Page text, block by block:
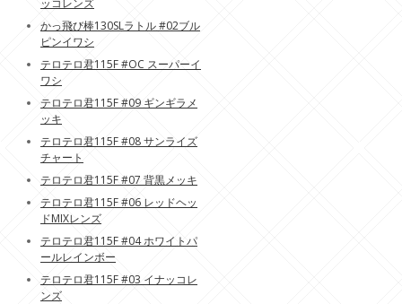
ッコレンズ
かっ飛び棒130SLラトル #02ブル
ピンイワシ
テロテロ君115F #OC スーパーイ
ワシ
テロテロ君115F #09 ギンギラメ
ッキ
テロテロ君115F #08 サンライズ
チャート
テロテロ君115F #07 背黒メッキ
テロテロ君115F #06 レッドヘッ
ドMIXレンズ
テロテロ君115F #04 ホワイトパ
ールレインボー
テロテロ君115F #03 イナッコレ
ンズ